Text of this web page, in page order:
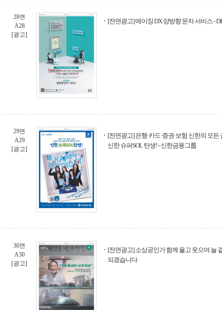
28면
A28
[광고]
[전면광고] 메이징 DX 양방향 문자 서비스 -
29면
A29
[광고]
[전면광고] 은행·카드·증권·보험 신한의 모
신한 슈퍼SOL 탄생! - 신한금융그룹
30면
A30
[광고]
[전면광고] 소상공인가 함께 울고 웃으며 늘
되겠습니다